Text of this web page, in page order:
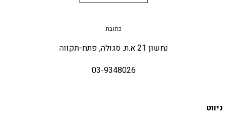
כתובת
נחשון 21 א.ת. סגולה, פתח-תקווה
03-9348026
ניווט